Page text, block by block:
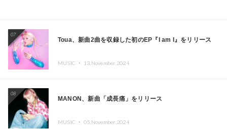
07
Toua、新曲2曲を収録した初のEP『I am I』をリリース
MUSIC ・ 13.November.2024
08
MANON、新曲「成長痛」をリリース
MUSIC ・ 05.November.2024